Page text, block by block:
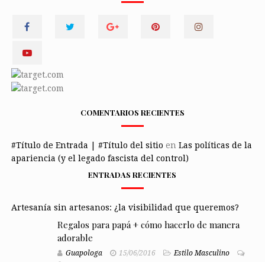
COMENTARIOS RECIENTES
#Título de Entrada | #Título del sitio en Las políticas de la
apariencia (y el legado fascista del control)
ENTRADAS RECIENTES
Artesanía sin artesanos: ¿la visibilidad que queremos?
Regalos para papá + cómo hacerlo de manera
adorable
Guapologa 15/06/2016
Estilo Masculino